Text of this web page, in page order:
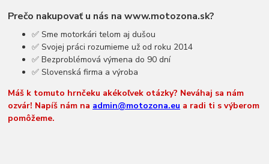
Prečo nakupovať u nás na www.motozona.sk?
✅ Sme motorkári telom aj dušou
✅ Svojej práci rozumieme už od roku 2014
✅ Bezproblémová výmena do 90 dní
✅ Slovenská firma a výroba
Máš k tomuto hrnčeku akékoľvek otázky? Neváhaj sa nám
ozvár! Napíš nám na admin@motozona.eu a radi ti s výberom
pomôžeme.